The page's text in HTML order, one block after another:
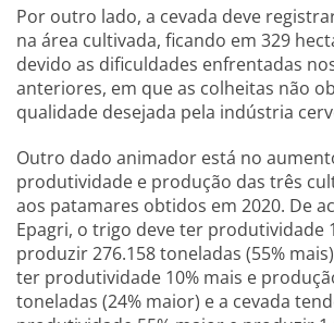
Por outro lado, a cevada deve
na área cultivada, ficando em 329
devido as dificuldades enfrentadas
anteriores, em que as colheitas não
qualidade desejada pela indústria
Outro dado animador está no
produtividade e produção das três
aos patamares obtidos em 2020. De
Epagri, o trigo deve ter produtividade
produzir 276.158 toneladas (55%
ter produtividade 10% mais e
toneladas (24% maior) e a cevada